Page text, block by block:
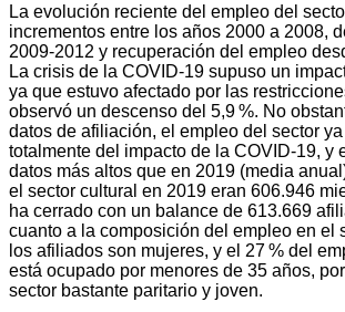
La evolución reciente del empleo del
incrementos entre los años 2000 a 2008,
2009-2012 y recuperación del empleo
La crisis de la COVID-19 supuso un
ya que estuvo afectado por las
observó un descenso del 5,9 %. No
datos de afiliación, el empleo del sector
totalmente del impacto de la COVID-19, y
datos más altos que en 2019 (media
el sector cultural en 2019 eran 606.946
ha cerrado con un balance de 613.669
cuanto a la composición del empleo en el
los afiliados son mujeres, y el 27 % del
está ocupado por menores de 35 años,
sector bastante paritario y joven.